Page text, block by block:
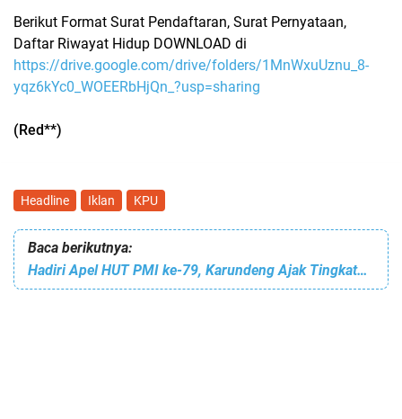
Berikut Format Surat Pendaftaran, Surat Pernyataan,
Daftar Riwayat Hidup DOWNLOAD di
https://drive.google.com/drive/folders/1MnWxuUznu_8-
yqz6kYc0_WOEERbHjQn_?usp=sharing
(Red**)
Headline Iklan KPU
Baca berikutnya:
Hadiri Apel HUT PMI ke-79, Karundeng Ajak Tingkatkan Spirit dan Semangat Pengabdian Masyarakat